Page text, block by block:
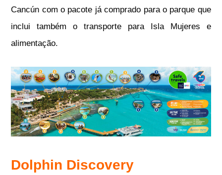
Cancún com o pacote já comprado para o parque que
inclui também o transporte para Isla Mujeres e
alimentação.
Dolphin Discovery